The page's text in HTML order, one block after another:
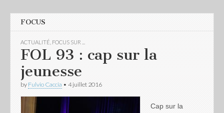
FOCUS
ACTUALITÉ FOCUS SUR ...
FOL 93 : cap sur la
jeunesse
by Fulvio Caccia • 4 juillet 2016
Cap sur la